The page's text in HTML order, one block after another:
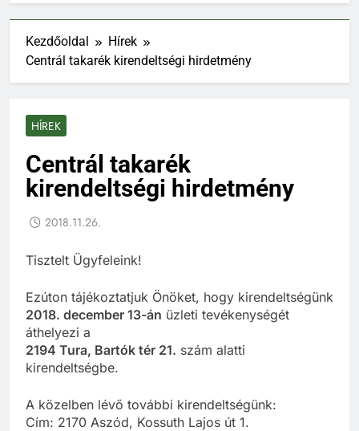
Kezdőoldal
Hírek
Centrál takarék kirendeltségi hirdetmény
HÍREK
Centrál takarék
kirendeltségi hirdetmény
2018.11.26.
Tisztelt Ügyfeleink!
Ezúton tájékoztatjuk Önöket, hogy kirendeltségünk
2018. december 13-án üzleti tevékenységét
áthelyezi a
2194 Tura, Bartók tér 21. szám alatti
kirendeltségbe.
A közelben lévő további kirendeltségünk:
Cím: 2170 Aszód, Kossuth Lajos út 1.